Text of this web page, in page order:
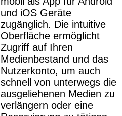
und iOS Geräte
zugänglich. Die intuitive
Oberfläche ermöglicht
Zugriff auf Ihren
Medienbestand und das
Nutzerkonto, um auch
schnell von unterwegs die
ausgeliehenen Medien zu
verlängern oder eine